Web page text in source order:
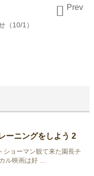
（10/1）
 Prev
ーニングをしよう 2
ショーマン観て来た園長チ
ル映画は好 ...